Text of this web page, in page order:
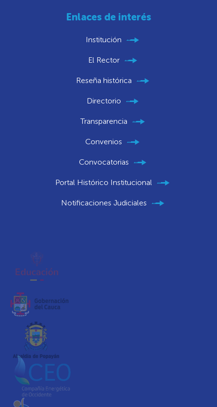
Enlaces de interés
Institución
El Rector
Reseña histórica
Directorio
Transparencia
Convenios
Convocatorias
Portal Histórico Institucional
Notificaciones Judiciales